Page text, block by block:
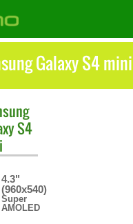
Galaxy S4 mini
S4
4.3"
(960x540)
Super
AMOLED